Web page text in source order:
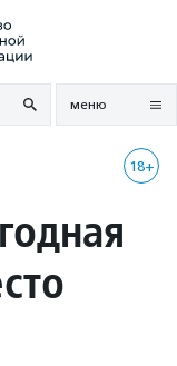
меню
18+